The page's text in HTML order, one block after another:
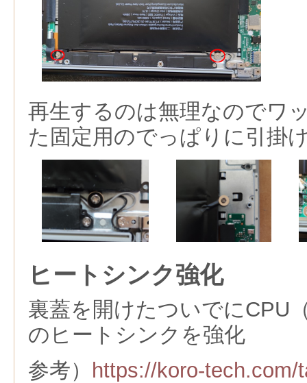
再生するのは無理なのでワ
た固定用のでっぱりに引掛
ヒートシンク強化
裏蓋を開けたついでにCPU
のヒートシンクを強化
参考）
https://koro-tech.com/